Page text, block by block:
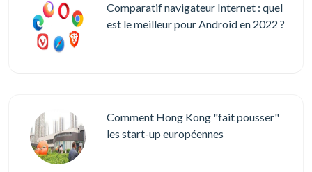
Comparatif navigateur Internet : quel
est le meilleur pour Android en 2022 ?
Comment Hong Kong "fait pousser"
les start-up européennes